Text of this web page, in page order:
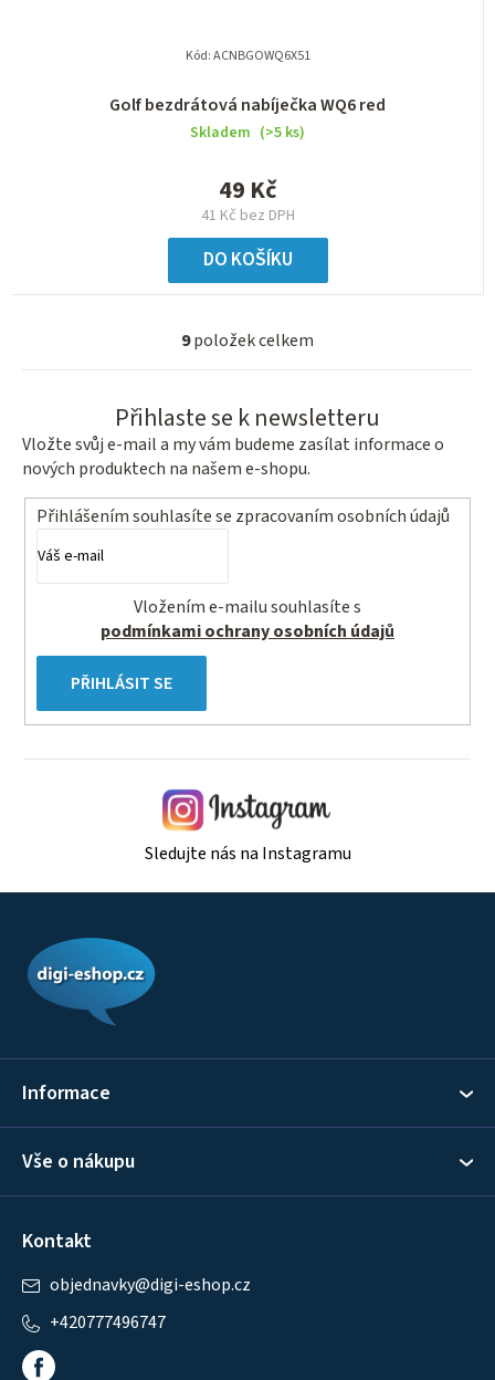
Golf bezdrátová nabíječka WQ6 red
Skladem (>5 ks)
41 Kč bez DPH
49 Kč
DO KOŠÍKU
Kód:ACNBGOWQ6X51
O
v
á
d
a
c
v
k
ý
s
9položek celkem
Přihlaste se k newsletteru
Vložte svůj e-mail a my vám budeme zasílat informace o
nových produktech na našem e-shopu.
Přihlášením souhlasíte se zpracovaním osobních údajů
podmínkami ochrany osobních údajů
PŘIHLÁSIT SE
Sledujte nás na Instagramu
Informace
Vše o nákupu
Kontakt
objednavky@digi-eshop.cz
+420777496747